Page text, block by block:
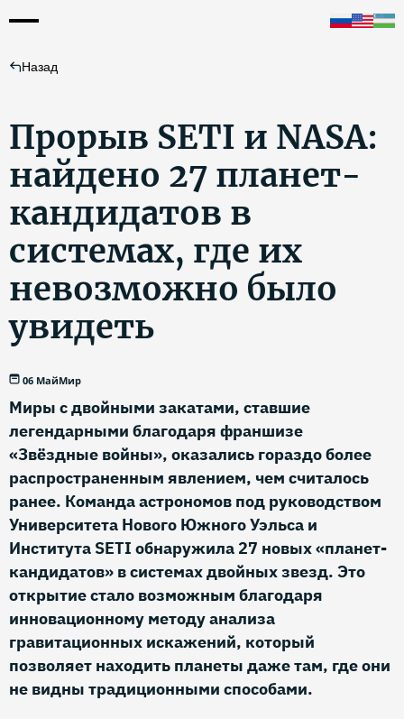
Назад
Прорыв SETI и NASA:
найдено 27 планет-
кандидатов в
системах, где их
невозможно было
увидеть
06 МайМир
Миры с двойными закатами, ставшие
легендарными благодаря франшизе
«Звёздные войны», оказались гораздо более
распространенным явлением, чем считалось
ранее. Команда астрономов под руководством
Университета Нового Южного Уэльса и
Института SETI обнаружила 27 новых «планет-
кандидатов» в системах двойных звезд. Это
открытие стало возможным благодаря
инновационному методу анализа
гравитационных искажений, который
позволяет находить планеты даже там, где они
не видны традиционными способами.